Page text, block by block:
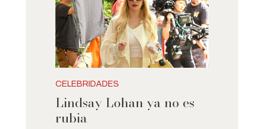
CELEBRIDADES
Lindsay Lohan ya no es
rubia